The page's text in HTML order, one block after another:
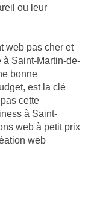
ou leur
web pas cher et
à Saint-Martin-de-
bonne
est la clé
cette
à Saint-
web à petit prix
web